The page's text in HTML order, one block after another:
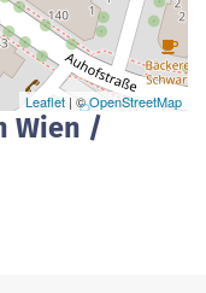
Leaflet | ©OpenStreetMap
Wien /